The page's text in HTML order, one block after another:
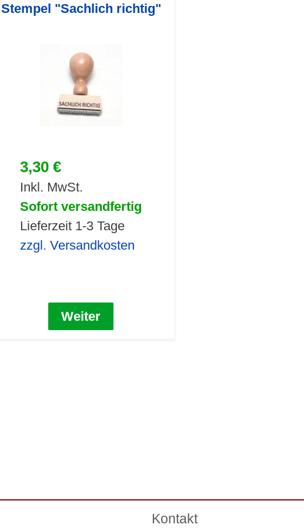
Stempel "Sachlich richtig"
3,30 €
Inkl. MwSt.
Sofort versandfertig
Lieferzeit 1-3 Tage
zzgl. Versandkosten
Weiter
Kontakt